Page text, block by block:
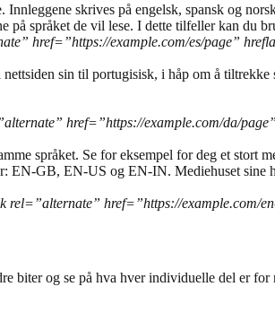
skrives på engelsk, spansk og
språket de vil lese. I dette tilfeller kan du
href=”https://example.com/es/page”
sin til portugisisk, i håp om å
href=”https://example.com/da/
språket. Se for eksempel for deg et stort
EN-GB, EN-US og EN-IN. Mediehuset sine
href=”https://example.com/
biter og se på hva hver individuelle del er for